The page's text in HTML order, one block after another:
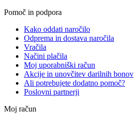
Pomoč in podpora
Kako oddati naročilo
Odprema in dostava naročila
Vračila
Načini plačila
Moj uporabniški račun
Akcije in unovčitev darilnih bonov
Ali potrebujete dodatno pomoč?
Poslovni partnerji
Moj račun